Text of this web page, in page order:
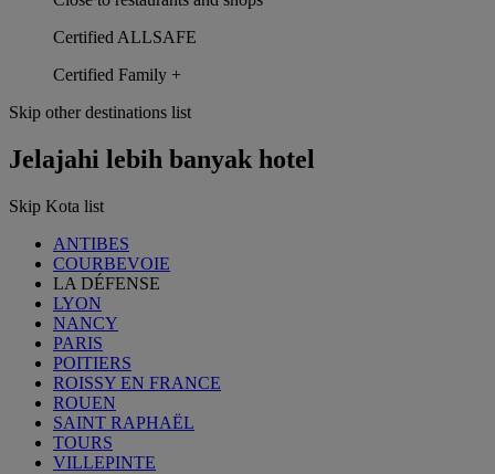
Certified ALLSAFE
Certified Family +
Skip other destinations list
Jelajahi lebih banyak hotel
Skip Kota list
ANTIBES
COURBEVOIE
LA DÉFENSE
LYON
NANCY
PARIS
POITIERS
ROISSY EN FRANCE
ROUEN
SAINT RAPHAËL
TOURS
VILLEPINTE